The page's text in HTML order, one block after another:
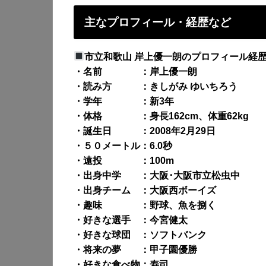
主なプロフィール・経歴など
市立和歌山 岸上優一朗のプロフィール経
・名前 ：岸上優一朗
・読み方 ：きしがみ ゆいちろう
・学年 ：新3年
・体格 ：身長162cm、体重62kg
・誕生日 ：2008年2月29日
・５０メートル：6.0秒
・遠投 ：100m
・出身中学 ：大阪･大阪市立松虫中
・出身チーム ：大阪西ボーイズ
・趣味 ：野球、魚を捌く
・好きな選手 ：今宮健太
・好きな球団 ：ソフトバンク
・将来の夢 ：甲子園優勝